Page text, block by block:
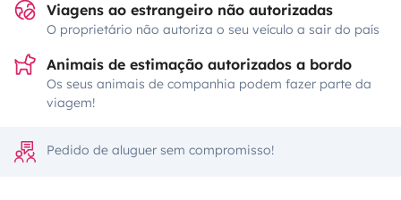
Viagens ao estrangeiro não autorizadas
O proprietário não autoriza o seu veículo a sair do país
Animais de estimação autorizados a bordo
Os seus animais de companhia podem fazer parte da
viagem!
Pedido de aluguer sem compromisso!